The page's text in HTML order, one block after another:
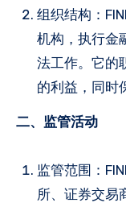
组织结构：
机构，执行金
法工作。它的
的利益，同时
二、监管活动
监管范围：
所、证券交易